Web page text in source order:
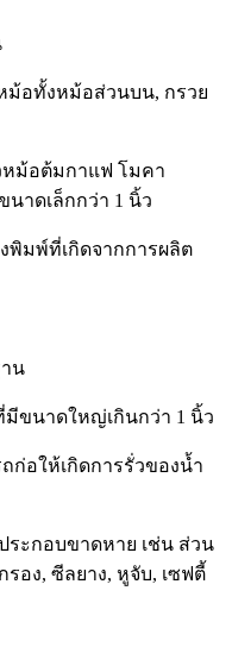
ม้อทั้งหม้อส่วนบน, กรวย
หม้อต้มกาแฟ โมคา
นาดเล็กกว่า 1 นิ้ว
พิมพ์ที่เกิดจากการผลิต
น
ขนาดใหญ่เกินกว่า 1 นิ้ว
ก่อให้เกิดการรั่วของน้ำ
ะกอบขาดหาย เช่น ส่วน
อง, ซีลยาง, หูจับ, เซฟตี้